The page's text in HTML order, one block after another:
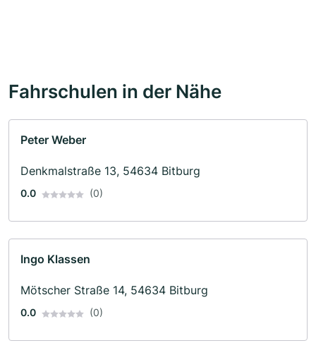
Fahrschulen in der Nähe
Peter Weber
Denkmalstraße 13, 54634 Bitburg
0.0 (0)
Ingo Klassen
Mötscher Straße 14, 54634 Bitburg
0.0 (0)